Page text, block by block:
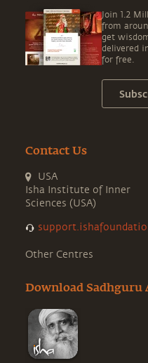
Join 1.2
from
get
delivered
for free.
Contact Us
USA
Isha Institute of Inner
Sciences (USA)
Other Centres
Download Sadhguru